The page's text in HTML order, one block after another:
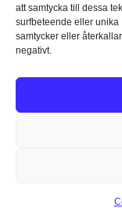
att samtycka till dessa
surfbeteende eller unika
samtycker eller
negativt.